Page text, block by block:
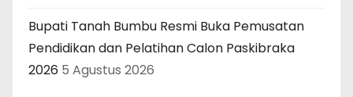
Bupati Tanah Bumbu Resmi Buka Pemusatan
Pendidikan dan Pelatihan Calon Paskibraka
2026 5 Agustus 2026